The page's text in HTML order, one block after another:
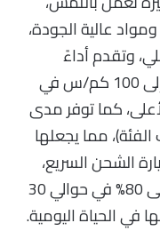
عالية الجودة،
وتقدم أداءً
استثنائيًا، حيث يمكنها التسارع من 0 إلى 100 كم/س في
كما توفر مدى
(بحسب الفئة)، مما يجعلها
الشحن السريع،
حيث يمكن شحن البطارية من 30% إلى 80% في حوالي 30
في الحياة اليومية.